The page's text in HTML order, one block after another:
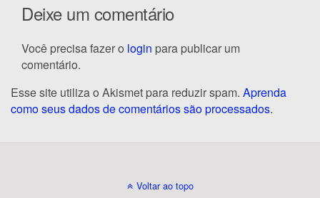
Deixe um comentário
Você precisa fazer o login para publicar um
comentário.
Esse site utiliza o Akismet para reduzir spam. Aprenda
como seus dados de comentários são processados.
Voltar ao topo